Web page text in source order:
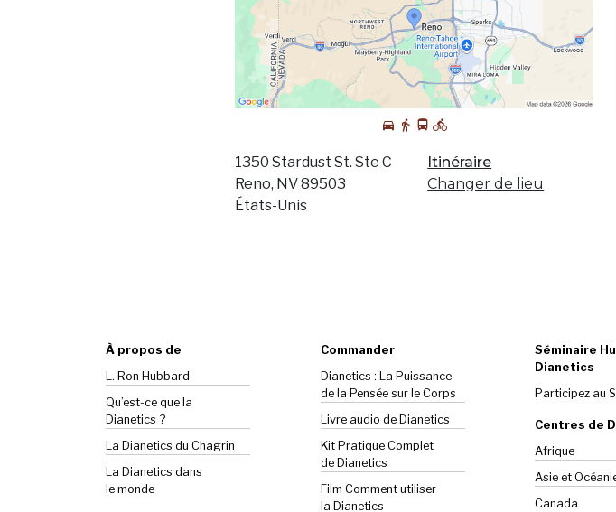
1350 Stardust St. Ste C
Reno, NV 89503
États-Unis
Itinéraire
Changer de lieu
À propos de
L. Ron Hubbard
Qu’est-ce que la
Dianetics ?
La Dianetics du Chagrin
La Dianetics dans
le monde
Commander
Dianetics : La Puissance
de la Pensée sur le Corps
Livre audio de Dianetics
Kit Pratique Complet
de Dianetics
Film Comment utiliser
la Dianetics
Séminaire
Dianetics
Participez au
Centres de
Afrique
Asie et
Canada